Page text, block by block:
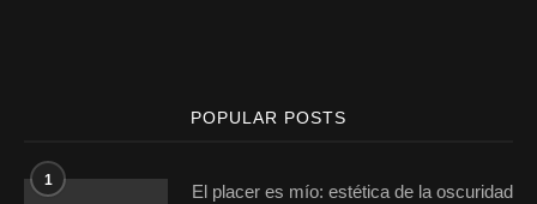
POPULAR POSTS
1
El placer es mío: estética de la oscuridad